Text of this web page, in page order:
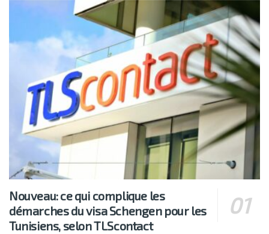
Nouveau: ce qui complique les
démarches du visa Schengen pour les
Tunisiens, selon TLScontact